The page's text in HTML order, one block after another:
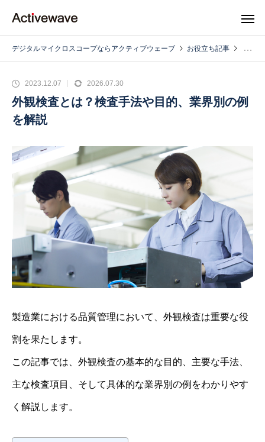
デジタルマイクロスコープならアクティブウェーブ お役立ち記事
2023.12.07 2026.07.30
外観検査とは？検査手法や目的、業界別の例
を解説
製造業における品質管理において、外観検査は重要な役
割を果たします。
この記事では、外観検査の基本的な目的、主要な手法、
主な検査項目、そして具体的な業界別の例をわかりやす
く解説します。